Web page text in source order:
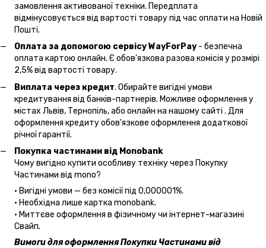
замовлення активованої техніки. Передплата
відмінусовується від вартості товару під час оплати на Новій
Пошті.
Оплата за допомогою сервісу WayForPay - безпечна
оплата картою онлайн. Є обов'язкова разова комісія у розмірі
2,5% від вартості товару.
Виплата через кредит. Обирайте вигідні умови
кредитування від банків-партнерів. Можливе оформлення у
містах Львів, Тернопіль, або онлайн на нашому сайті . Для
оформлення кредиту обов'язкове оформлення додаткової
річної гарантії.
Покупка частинами від Monobank
Чому вигідно купити особливу техніку через Покупку
Частинами від mono?
• Вигідні умови — без комісії під 0,000001%.
• Необхідна лише картка monobank.
• Миттєве оформлення в фізичному чи інтернет-магазині
Cвайп.
Вимоги для оформлення Покупки Частинами від